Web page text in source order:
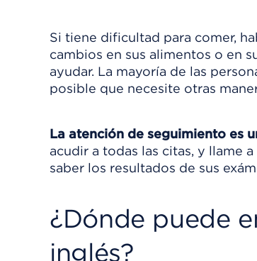
Si tiene dificultad para comer,
cambios en sus alimentos o en
ayudar. La mayoría de las
posible que necesite otras
La atención de seguimiento es
acudir a todas las citas, y llame
saber los resultados de sus
¿Dónde puede
inglés?